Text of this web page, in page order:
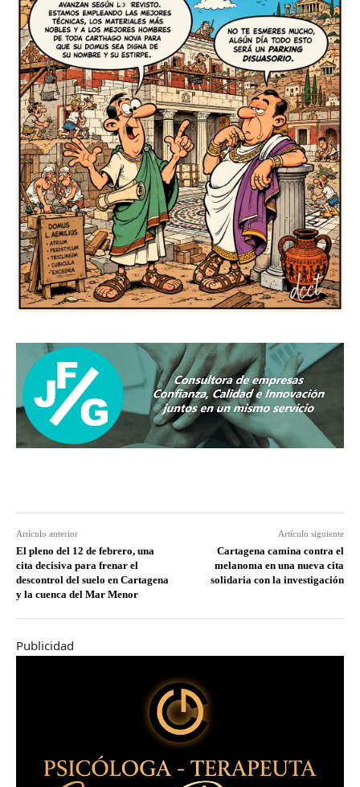
Artículo anterior
El pleno del 12 de febrero, una
cita decisiva para frenar el
descontrol del suelo en Cartagena
y la cuenca del Mar Menor
Artículo siguiente
Cartagena camina contra el
melanoma en una nueva cita
solidaria con la investigación
Publicidad